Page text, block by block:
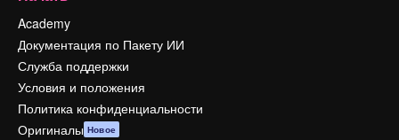
Academy
Документация по Пакету ИИ
Служба поддержки
Условия и положения
Политика конфиденциальности
Оригиналы Новое